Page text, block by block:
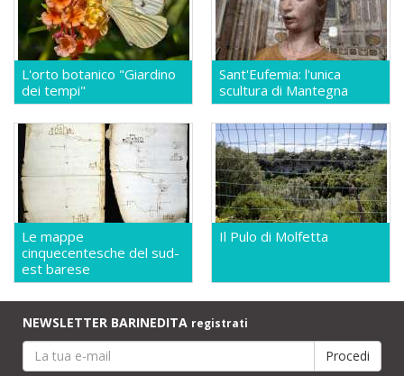
L'orto botanico "Giardino
dei tempi"
Sant'Eufemia: l'unica
scultura di Mantegna
Le mappe
cinquecentesche del sud-
est barese
Il Pulo di Molfetta
NEWSLETTER BARINEDITA registrati